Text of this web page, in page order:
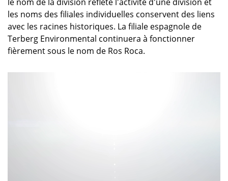
les noms des filiales individuelles conservent des liens
avec les racines historiques. La filiale espagnole de
Terberg Environmental continuera à fonctionner
fièrement sous le nom de Ros Roca.